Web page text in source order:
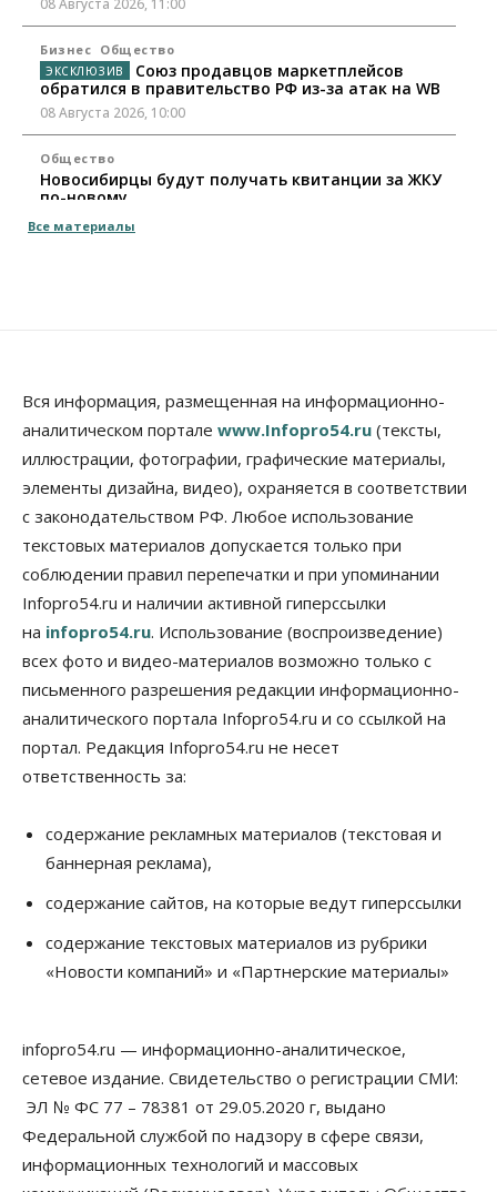
08 Августа 2026, 11:00
Бизнес Общество
Союз продавцов маркетплейсов
обратился в правительство РФ из-за атак на WB
08 Августа 2026, 10:00
Общество
Новосибирцы будут получать квитанции за ЖКУ
по-новому
08 Августа 2026, 09:00
В Новосибирске прошёл митинг
против нового закона о памятниках
07 Августа 2026, 18:00
Бизнес
В аэропорту Толмачёво завершены работы по
бетонированию рулежных дорожек
07 Августа 2026, 17:00
Бизнес Общество
Новосибирцы стали реже оформлять
дома по упрощенной схеме
07 Августа 2026, 16:00
Общество Право&Порядок
Роспотребнадзор изъял почти полторы тонны
мяса в Новосибирской области
Расходы новосибирцев на спорт выросли на 40%
за полгода
07 Августа 2026, 14:35
07 Августа 2026, 14:00
07 Августа 2026, 13:55
Авто Общество
Треть автовладельцев в Новосибирской области
«поставили машины на прикол»
07 Августа 2026, 13:00
Все материалы
Вся информация, размещенная на информационно-
аналитическом портале www.Infopro54.ru (тексты,
иллюстрации, фотографии, графические материалы,
элементы дизайна, видео), охраняется в соответствии
с законодательством РФ. Любое использование
текстовых материалов допускается только при
соблюдении правил перепечатки и при упоминании
Infopro54.ru и наличии активной гиперссылки
на infopro54.ru. Использование (воспроизведение)
всех фото и видео-материалов возможно только с
письменного разрешения редакции информационно-
аналитического портала Infopro54.ru и со ссылкой на
портал. Редакция Infopro54.ru не несет
ответственность за:
содержание рекламных материалов (текстовая и
баннерная реклама),
содержание сайтов, на которые ведут гиперссылки
содержание текстовых материалов из рубрики
«Новости компаний» и «Партнерские материалы»
infopro54.ru — информационно-аналитическое,
сетевое издание. Свидетельство о регистрации СМИ:
ЭЛ № ФС 77 – 78381 от 29.05.2020 г, выдано
Федеральной службой по надзору в сфере связи,
информационных технологий и массовых